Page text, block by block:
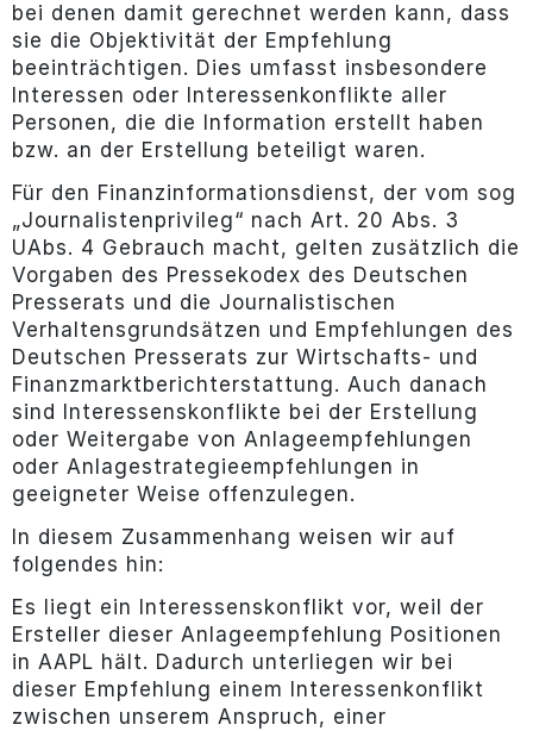
bei denen damit gerechnet werden kann, dass
sie die Objektivität der Empfehlung
beeinträchtigen. Dies umfasst insbesondere
Interessen oder Interessenkonflikte aller
Personen, die die Information erstellt haben
bzw. an der Erstellung beteiligt waren.
Für den Finanzinformationsdienst, der vom sog
„Journalistenprivileg“ nach Art. 20 Abs. 3
UAbs. 4 Gebrauch macht, gelten zusätzlich die
Vorgaben des Pressekodex des Deutschen
Presserats und die Journalistischen
Verhaltensgrundsätzen und Empfehlungen des
Deutschen Presserats zur Wirtschafts- und
Finanzmarktberichterstattung. Auch danach
sind Interessenskonflikte bei der Erstellung
oder Weitergabe von Anlageempfehlungen
oder Anlagestrategieempfehlungen in
geeigneter Weise offenzulegen.
In diesem Zusammenhang weisen wir auf
folgendes hin:
Es liegt ein Interessenskonflikt vor, weil der
Ersteller dieser Anlageempfehlung Positionen
in AAPL hält. Dadurch unterliegen wir bei
dieser Empfehlung einem Interessenkonflikt
zwischen unserem Anspruch, einer